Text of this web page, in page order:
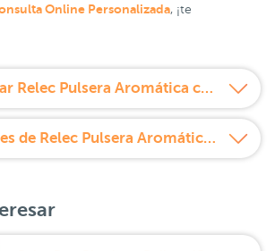
Online Personalizada, ¡te
¿Cómo usar Relec Pulsera Aromática con Citronela?
Propiedades de Relec Pulsera Aromática con Citronela